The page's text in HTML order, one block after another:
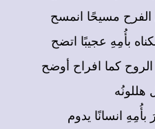
مسيحًا انمسح
بأُمِهِ عجيبًا اتضح
كما افراح أوضح
انسانًا يدوم